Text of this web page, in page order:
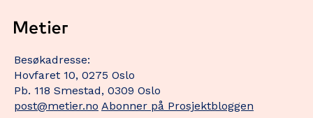
Besøkadresse:
Hovfaret 10, 0275 Oslo
Pb. 118 Smestad, 0309 Oslo
post@metier.no Abonner på Prosjektbloggen